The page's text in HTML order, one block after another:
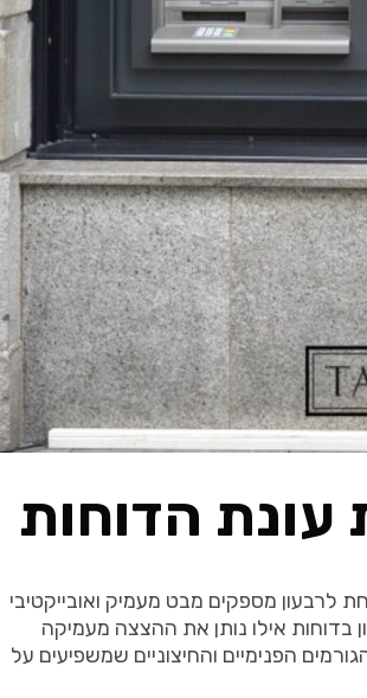
עונת הדוחות
לרבעון מספקים מבט מעמיק ואובייקטיבי
בדוחות אילו נותן את ההצצה מעמיקה
הפנימיים והחיצוניים שמשפיעים על